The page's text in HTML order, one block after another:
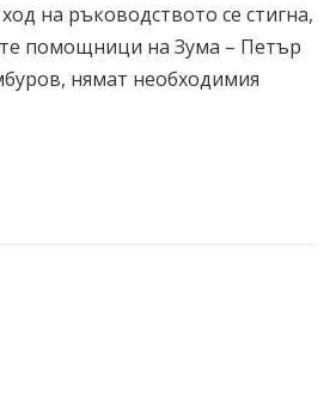
на ръководството се стигна,
помощници на Зума – Петър
нямат необходимия